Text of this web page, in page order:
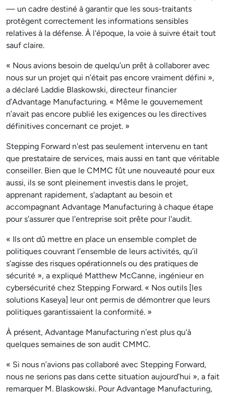
— un cadre destiné à garantir que les sous-traitants
protègent correctement les informations sensibles
relatives à la défense. À l'époque, la voie à suivre était tout
sauf claire.
« Nous avions besoin de quelqu’un prêt à collaborer avec
nous sur un projet qui n’était pas encore vraiment défini »,
a déclaré Laddie Blaskowski, directeur financier
d’Advantage Manufacturing. « Même le gouvernement
n’avait pas encore publié les exigences ou les directives
définitives concernant ce projet. »
Stepping Forward n'est pas seulement intervenu en tant
que prestataire de services, mais aussi en tant que véritable
conseiller. Bien que le CMMC fût une nouveauté pour eux
aussi, ils se sont pleinement investis dans le projet,
apprenant rapidement, s'adaptant au besoin et
accompagnant Advantage Manufacturing à chaque étape
pour s'assurer que l'entreprise soit prête pour l'audit.
« Ils ont dû mettre en place un ensemble complet de
politiques couvrant l’ensemble de leurs activités, qu’il
s’agisse des risques opérationnels ou des pratiques de
sécurité », a expliqué Matthew McCanne, ingénieur en
cybersécurité chez Stepping Forward. « Nos outils [les
solutions Kaseya] leur ont permis de démontrer que leurs
politiques garantissaient la conformité. »
À présent, Advantage Manufacturing n'est plus qu'à
quelques semaines de son audit CMMC.
« Si nous n’avions pas collaboré avec Stepping Forward,
nous ne serions pas dans cette situation aujourd’hui », a fait
remarquer M. Blaskowski. Pour Advantage Manufacturing,